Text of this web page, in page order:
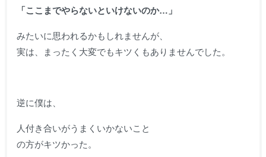
「ここまでやらないといけないのか…」
みたいに思われるかもしれませんが、
実は、まったく大変でもキツくもありませんでした。
逆に僕は、
人付き合いがうまくいかないこと
の方がキツかった。